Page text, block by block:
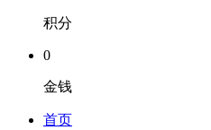
积分
0
金钱
首页